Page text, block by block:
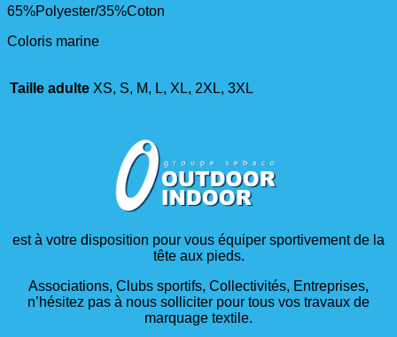
65%Polyester/35%Coton
Coloris marine
Taille adulte XS, S, M, L, XL, 2XL, 3XL
est à votre disposition pour vous équiper sportivement de la
tête aux pieds.
Associations, Clubs sportifs, Collectivités, Entreprises,
n’hésitez pas à nous solliciter pour tous vos travaux de
marquage textile.